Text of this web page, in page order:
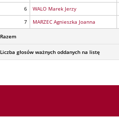
6
WALO Marek Jerzy
7
MARZEC Agnieszka Joanna
Razem
Liczba głosów ważnych oddanych na listę